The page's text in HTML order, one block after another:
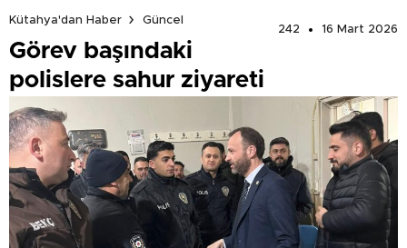
Kütahya'dan Haber
Güncel
242
16 Mart 2026
Görev başındaki
polislere sahur ziyareti